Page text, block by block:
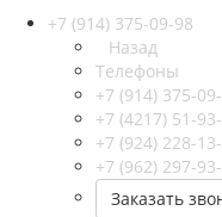
+7 (914) 375-09-98
Назад
Телефоны
+7 (914) 375-
+7 (4217) 51-
+7 (924) 228-
+7 (962) 297-
Заказать